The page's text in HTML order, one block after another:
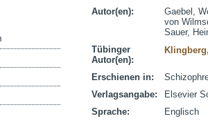
Autor(en):
Gaebel,
von
Sauer,
Tübinger
Autor(en):
Erschienen in:
Verlagsangabe:
Elsevier
Sprache:
Englisch